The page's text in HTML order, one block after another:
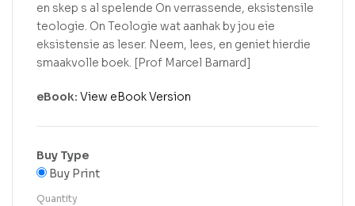
en skep s al spelende On verrassende, eksistensile
teologie. On Teologie wat aanhak by jou eie
eksistensie as leser. Neem, lees, en geniet hierdie
smaakvolle boek. [Prof Marcel Barnard]
eBook: View eBook Version
Buy Type
Buy Print
Quantity